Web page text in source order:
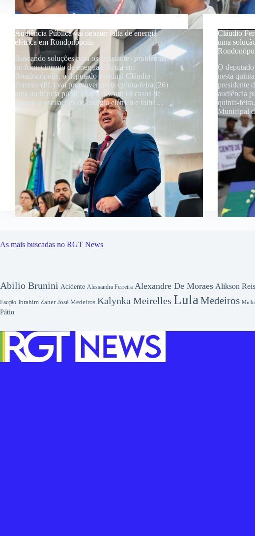
Audiência Pública vai debater falta de energia
elétrica em Rondonópolis
Buscando soluções para os constantes problemas
no fornecimento de energia elétrica em
Rondonópolis, o deputado estadual Cláudio
Ferreira (PL) vai promover nesta quinta-feira (26)
uma audiência pública para discutir os casos de
quedas e oscilações de energia elétrica e falha…
Cláudio
uma
O
nesta
presidente
audiência
quinta-
Municipal
As mais buscadas no RGT News
Abilio Brunini Acidente Alessandra Ferreira Alexandre De Moraes Alikson Reis
Facção Ibrahim Zaher José Medeiros Kalynka Meirelles LulaMedeiros
Pátio